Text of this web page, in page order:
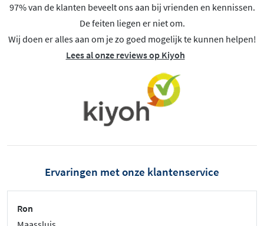
97% van de klanten beveelt ons aan bij vrienden en kennissen.
De feiten liegen er niet om.
Wij doen er alles aan om je zo goed mogelijk te kunnen helpen!
Lees al onze reviews op Kiyoh
Ervaringen met onze klantenservice
Ron